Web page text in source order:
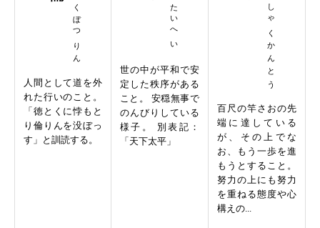
人間として道を外
れた行いのこと。
「徳とくに悖もと
り倫りんを没ぼっ
す」と訓読する。
世の中が平和で安
定した秩序がある
こと。 安穏無事で
のんびりしている
様子。 別表記：
「天下太平」
百尺の竿さおの先
端に達している
が、その上でな
お、もう一歩を進
もうとすること。
努力の上にも努力
を重ねる態度や心
構えの...